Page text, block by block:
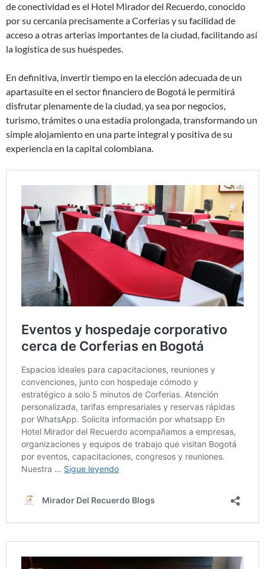
de conectividad es el Hotel Mirador del Recuerdo, conocido
por su cercanía precisamente a Corferias y su facilidad de
acceso a otras arterias importantes de la ciudad, facilitando así
la logística de sus huéspedes.
En definitiva, invertir tiempo en la elección adecuada de un
apartasuite en el sector financiero de Bogotá le permitirá
disfrutar plenamente de la ciudad, ya sea por negocios,
turismo, trámites o una estadía prolongada, transformando un
simple alojamiento en una parte integral y positiva de su
experiencia en la capital colombiana.